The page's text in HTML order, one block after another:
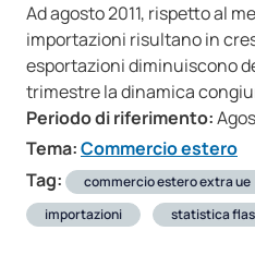
Ad agosto 2011, rispetto al
importazioni risultano in
esportazioni diminuiscono
trimestre la dinamica
Periodo di riferimento:
Tema:Commercio estero
Tag:
commercio estero extra ue
importazioni
statistica